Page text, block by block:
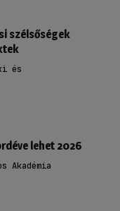
szélsőségek
és
lehet 2026
Akadémia